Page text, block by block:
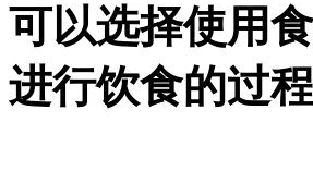
可以选择使用
进行饮食的过